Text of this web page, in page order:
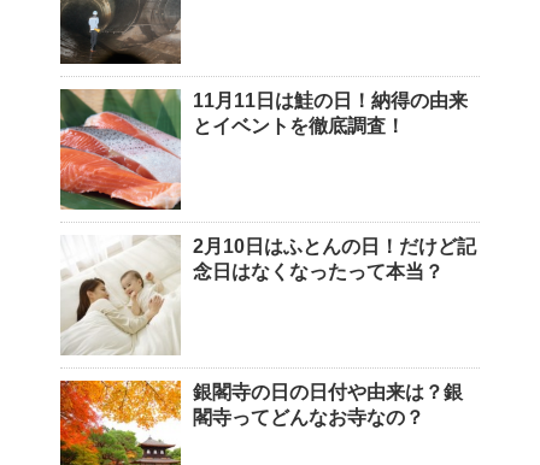
11月11日は鮭の日！納得の由来
とイベントを徹底調査！
2月10日はふとんの日！だけど記
念日はなくなったって本当？
銀閣寺の日の日付や由来は？銀
閣寺ってどんなお寺なの？